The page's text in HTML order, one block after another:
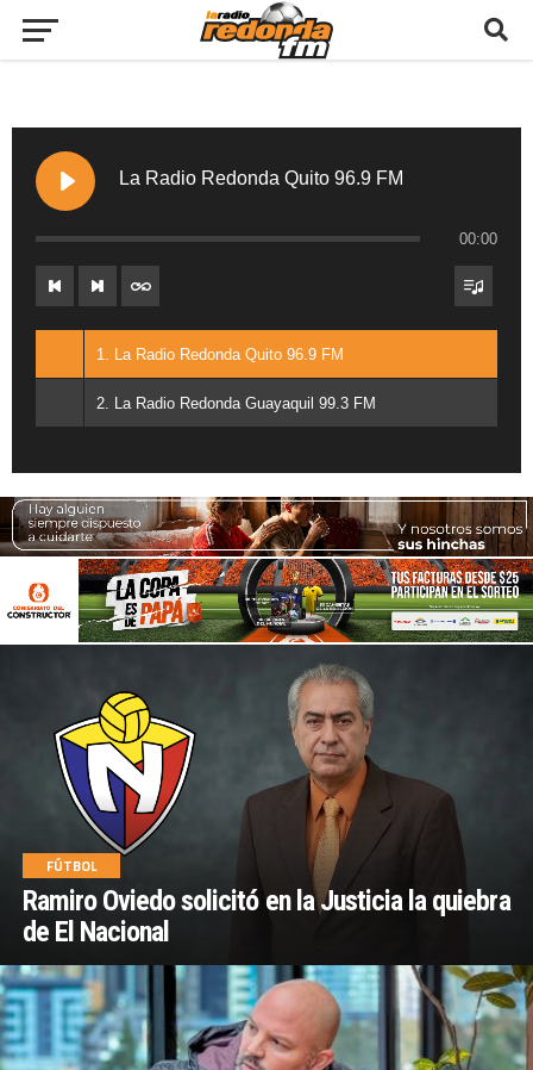
La Radio Redonda Quito 96.9 FM
00:00
1. La Radio Redonda Quito 96.9 FM
2. La Radio Redonda Guayaquil 99.3 FM
FÚTBOL
Ramiro Oviedo solicitó en la Justicia la quiebra
de El Nacional